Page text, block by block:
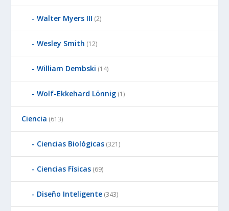
Walter Myers III (2)
Wesley Smith (12)
William Dembski (14)
Wolf-Ekkehard Lönnig (1)
Ciencia (613)
Ciencias Biológicas (321)
Ciencias Físicas (69)
Diseño Inteligente (343)